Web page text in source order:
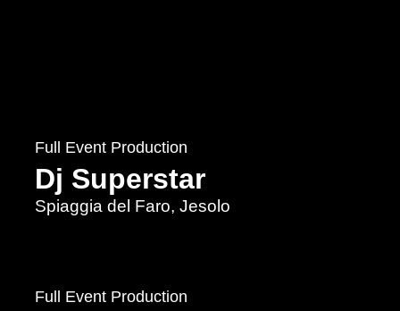
Full Event Production
Dj Superstar
Spiaggia del Faro, Jesolo
Full Event Production